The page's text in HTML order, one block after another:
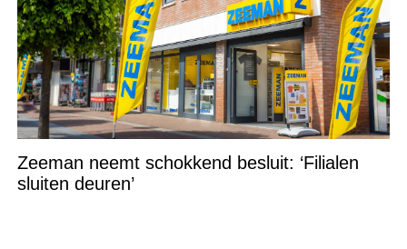
Zeeman neemt schokkend besluit: ‘Filialen
sluiten deuren’